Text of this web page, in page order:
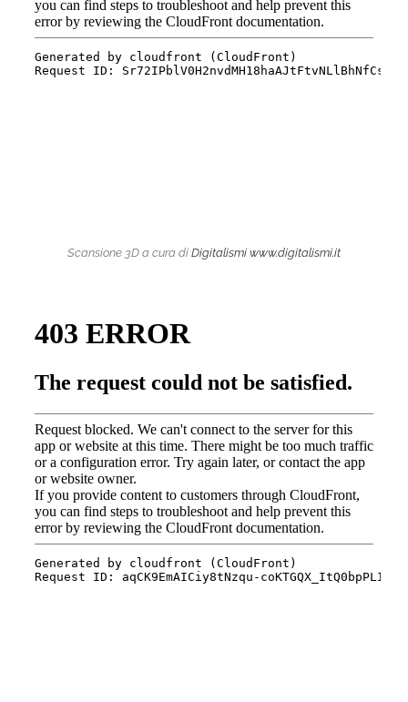
Scansione 3D a cura di Digitalismi www.digitalismi.it